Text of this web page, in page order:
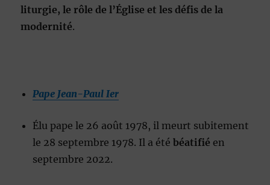
liturgie, le rôle de l’Église et les défis de la
modernité.
Pape Jean-Paul Ier
Élu pape le 26 août 1978, il meurt subitement
le 28 septembre 1978. Il a étébéatifié en
septembre 2022.